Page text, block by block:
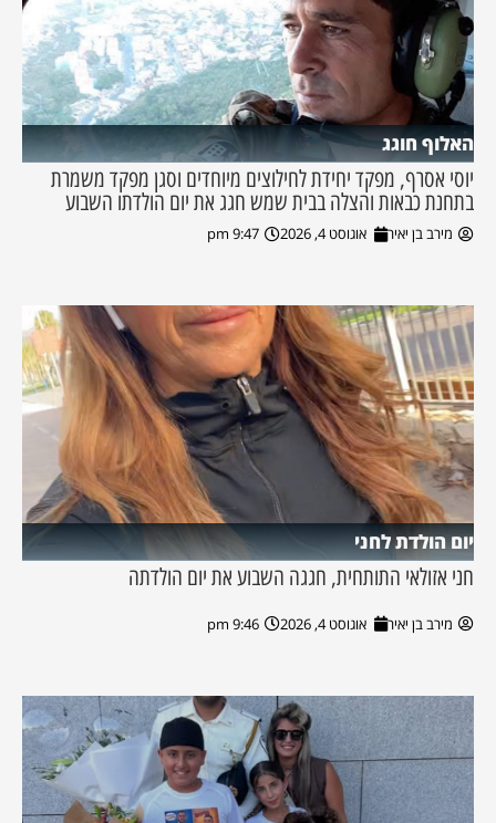
האלוף חוגג
יוסי אסרף, מפקד יחידת לחילוצים מיוחדים וסגן מפקד משמרת
בתחנת כבאות והצלה בבית שמש חגג את יום הולדתו השבוע
מירב בן יאיר אוגוסט 4, 2026 9:47 pm
יום הולדת לחני
חני אזולאי התותחית, חגגה השבוע את יום הולדתה
מירב בן יאיר אוגוסט 4, 2026 9:46 pm